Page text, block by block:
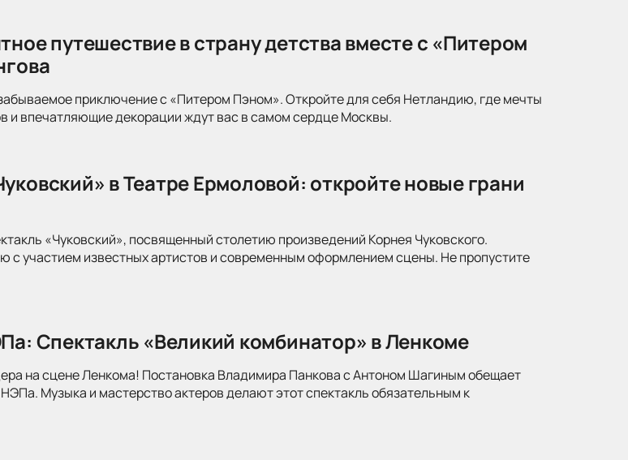
путешествие в страну детства вместе с «Питером
приключение с «Питером Пэном». Откройте для себя Нетландию, где мечты
и впечатляющие декорации ждут вас в самом сердце Москвы.
в Театре Ермоловой: откройте новые грани
«Чуковский», посвященный столетию произведений Корнея Чуковского.
с участием известных артистов и современным оформлением сцены. Не пропустите
Спектакль «Великий комбинатор» в Ленкоме
на сцене Ленкома! Постановка Владимира Панкова с Антоном Шагиным обещает
Музыка и мастерство актеров делают этот спектакль обязательным к